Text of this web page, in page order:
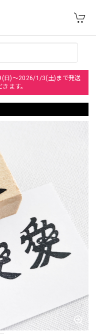
日)～2026/1/3(土)まで発送
ます。